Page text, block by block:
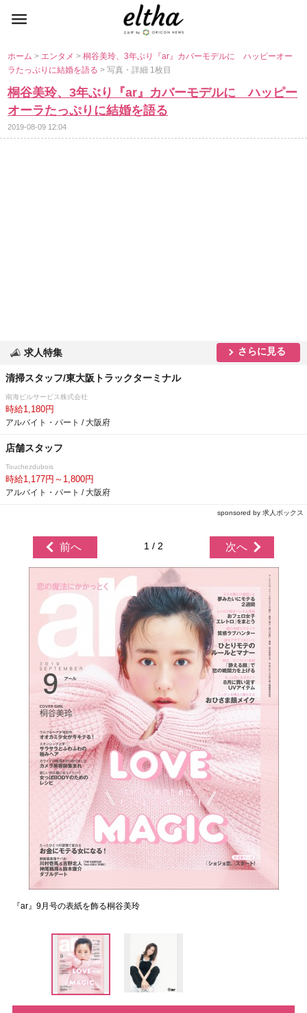
ホーム> エンタメ>桐谷美玲、3年ぶり『ar』カバーモデルに ハッピーオー
ラたっぷりに結婚を語る> 写真・詳細 1枚目
桐谷美玲、3年ぶり『ar』カバーモデルに ハッピー
オーラたっぷりに結婚を語る
2019-08-09 12:04
求人特集 さらに見る
清掃スタッフ/東大阪トラックターミナル
南海ビルサービス株式会社
時給1,180円
アルバイト・パート / 大阪府
店舗スタッフ
Touchezdubois
時給1,177円～1,800円
アルバイト・パート / 大阪府
sponsored by 求人ボックス
前へ 1 / 2 次へ
『ar』9月号の表紙を飾る桐谷美玲